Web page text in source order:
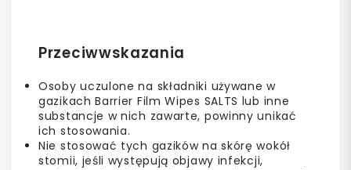
Przeciwwskazania
Osoby uczulone na składniki używane w
gazikach Barrier Film Wipes SALTS lub inne
substancje w nich zawarte, powinny unikać
ich stosowania.
Nie stosować tych gazików na skórę wokół
stomii, jeśli występują objawy infekcji,